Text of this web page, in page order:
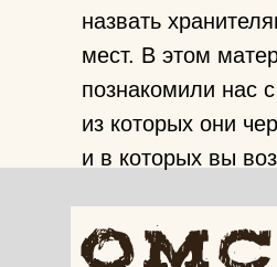
назвать
мест. В этом
познакомили нас
из которых они
и в которых вы
монстров из